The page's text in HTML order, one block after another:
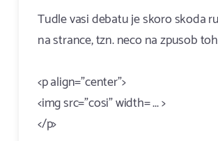
Tudle vasi debatu je skoro skoda
na strance, tzn. neco na zpusob
<p align="center">
<img src="cosi" width= ... >
</p>